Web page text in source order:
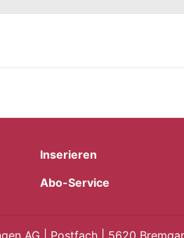
Inserieren
Abo-Service
AG | Postfach | 5620